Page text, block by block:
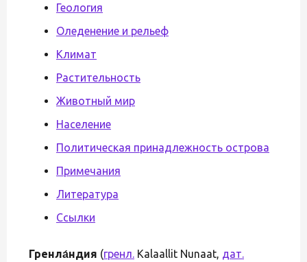
Геология
Оледенение и рельеф
Климат
Растительность
Животный мир
Население
Политическая принадлежность острова
Примечания
Литература
Ссылки
Гренла́ндия (гренл. Kalaallit Nunaat, дат.